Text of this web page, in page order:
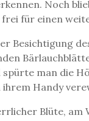
Noch
für einen
Besichtigung
man die
ihrem Handy
Blüte, am